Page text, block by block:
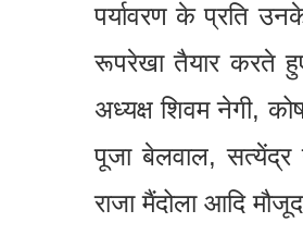
पर्यावरण के प्रति
रूपरेखा तैयार करते
अध्यक्ष शिवम नेगी,
पूजा बेलवाल, सत्येंद्र
राजा मैंदोला आदि